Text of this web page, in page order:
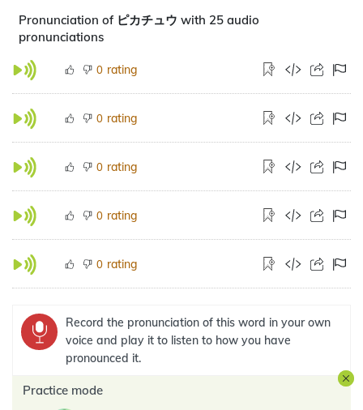
Pronunciation of ピカチュウ with 25 audio
pronunciations
0 rating
0 rating
0 rating
0 rating
0 rating
Record the pronunciation of this word in your own
voice and play it to listen to how you have
pronounced it.
Practice mode